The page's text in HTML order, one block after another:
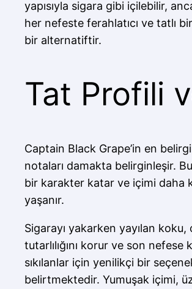
yapısıyla sigara gibi içilebilir,
her nefeste ferahlatıcı ve tatlı
bir alternatiftir.
Tat Profili
Captain Black Grape’in en
notaları damakta belirginleşir.
bir karakter katar ve içimi daha
yaşanır.
Sigarayı yakarken yayılan
tutarlılığını korur ve son
sıkılanlar için yenilikçi bir
belirtmektedir. Yumuşak içimi,